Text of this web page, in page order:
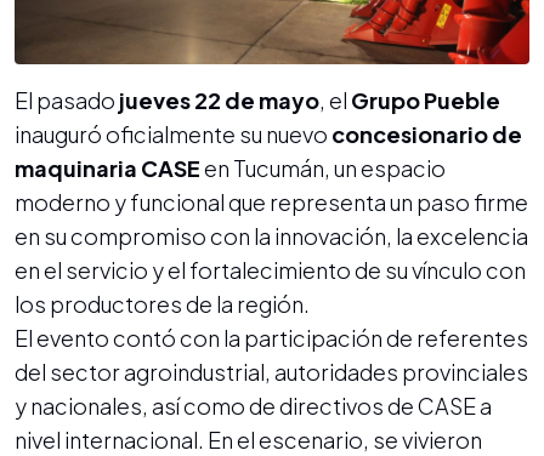
El pasado jueves 22 de mayo, el Grupo Pueble
inauguró oficialmente su nuevo concesionario de
maquinaria CASEen Tucumán, un espacio
moderno y funcional que representa un paso firme
en su compromiso con la innovación, la excelencia
en el servicio y el fortalecimiento de su vínculo con
los productores de la región.
El evento contó con la participación de referentes
del sector agroindustrial, autoridades provinciales
y nacionales, así como de directivos de CASE a
nivel internacional. En el escenario, se vivieron